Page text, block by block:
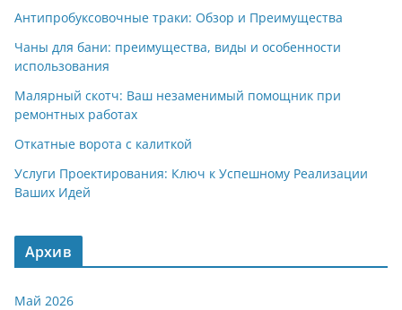
Антипробуксовочные траки: Обзор и Преимущества
Чаны для бани: преимущества, виды и особенности
использования
Малярный скотч: Ваш незаменимый помощник при
ремонтных работах
Откатные ворота с калиткой
Услуги Проектирования: Ключ к Успешному Реализации
Ваших Идей
Архив
Май 2026